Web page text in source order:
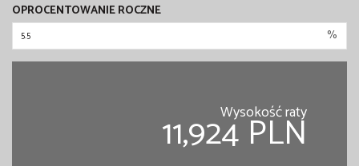
OPROCENTOWANIE ROCZNE
%
Wysokość raty
11,924 PLN